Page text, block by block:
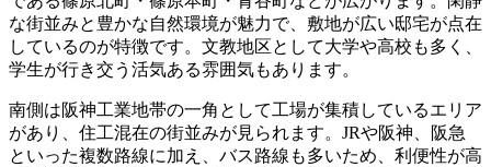
な街並みと豊かな自然環境が魅力で、敷地が広い邸宅が点在
しているのが特徴です。文教地区として大学や高校も多く、
学生が行き交う活気ある雰囲気もあります。
南側は阪神工業地帯の一角として工場が集積しているエリア
があり、住工混在の街並みが見られます。JRや阪神、阪急
といった複数路線に加え、バス路線も多いため、利便性が高